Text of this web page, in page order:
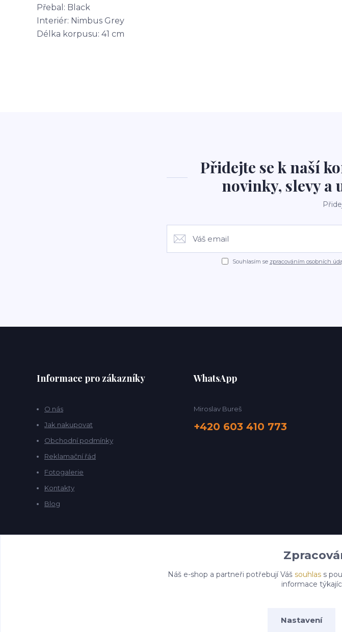
Přebal: Black
Interiér: Nimbus Grey
Délka korpusu: 41 cm
Přidejte se k naší
novinky, slevy a
Souhlasím se zpracováním osobních
Informace pro zákazníky
O nás
Jak nakupovat
Obchodní podmínky
Reklamační řád
Fotogalerie
Kontakty
Blog
WhatsApp
Miroslav Bureš
+420 603 410 773
Náš e-shop a partneři potřebují Váš souhlass
informace
Nastavení